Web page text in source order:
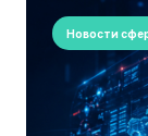
Новости